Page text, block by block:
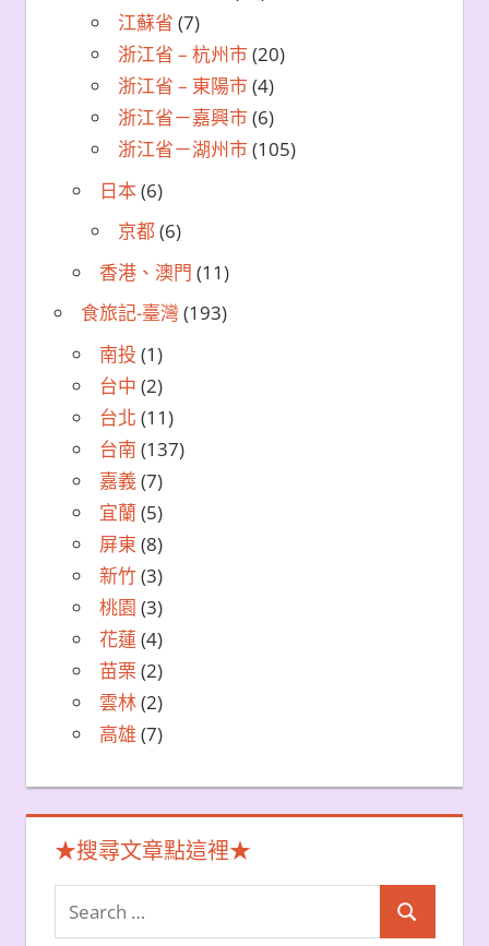
江蘇省 (7)
浙江省 – 杭州市(20)
浙江省 – 東陽市(4)
浙江省－嘉興市(6)
浙江省－湖州市(105)
日本(6)
京都(6)
香港、澳門 (11)
食旅記-臺灣 (193)
南投 (1)
台中 (2)
台北 (11)
台南 (137)
嘉義 (7)
宜蘭 (5)
屏東 (8)
新竹(3)
桃園 (3)
花蓮 (4)
苗栗 (2)
雲林(2)
高雄 (7)
★搜尋文章點這裡★
Search
for:
Search